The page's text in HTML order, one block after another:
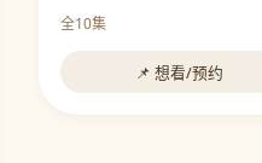
全10集
📌 想看/预约